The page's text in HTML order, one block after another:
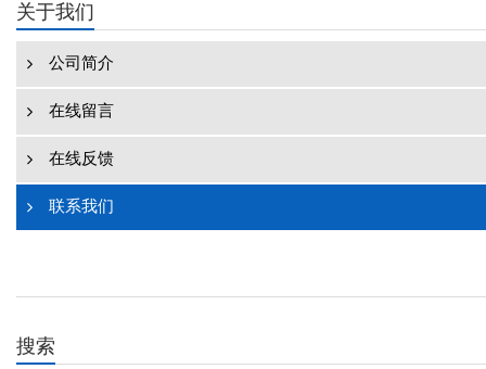
关于我们
公司简介
在线留言
在线反馈
联系我们
搜索